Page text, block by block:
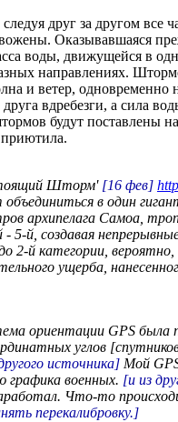
друг за другом все
Оказывавшаяся
воды, движущейся в
направлениях.
и ветер,
вдребезги, а сила
будут поставлены
Шторм' [16 фев]
в один
архипелага Самоа,
й, создавая
2-й категории,
ущерба,
ориентации GPS была
углов
источника] Мой
графика военных. [и из
Что-то
перекалибровку.]